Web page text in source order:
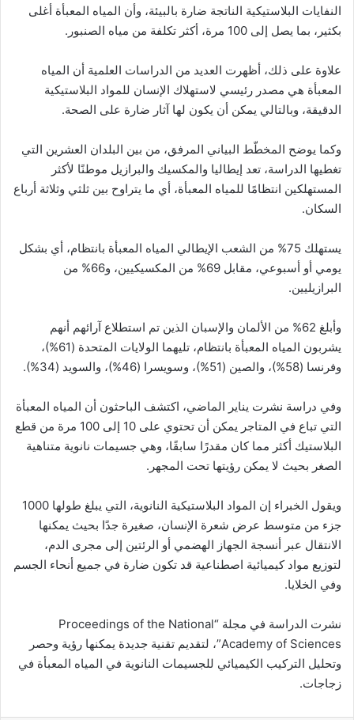
النفايات البلاستيكية الناتجة ضارة بالبيئة، وأن المياه المعبأة أغلى
بكثير، بما يصل إلى 100 مرة، أكثر تكلفة من مياه الصنبور.
علاوة على ذلك، أظهرت العديد من الدراسات العلمية أن المياه
المعبأة هي مصدر رئيسي لاستهلاك الإنسان للمواد البلاستيكية
الدقيقة، وبالتالي يمكن أن يكون لها آثار ضارة على الصحة.
وكما يوضح المخطّط البياني المرفق، من بين البلدان العشرين التي
تغطيها الدراسة، تعد إيطاليا والمكسيك والبرازيل موطنًا لأكثر
المستهلكين انتظامًا للمياه المعبأة، أي ما يتراوح بين ثلثي وثلاثة أرباع
السكان.
يستهلك 75% من الشعب الإيطالي المياه المعبأة بانتظام، أي بشكل
يومي أو أسبوعي، مقابل 69% من المكسيكيين، و66% من
البرازيليين.
وأبلغ 62% من الألمان والإسبان الذين تم استطلاع آرائهم أنهم
يشربون المياه المعبأة بانتظام، تليهما الولايات المتحدة (61%)،
وفرنسا (58%)، والصين (51%)، وسويسرا (46%)، والسويد (34%).
وفي دراسة نشرت يناير الماضي، اكتشف الباحثون أن المياه المعبأة
التي تباع في المتاجر يمكن أن تحتوي على 10 إلى 100 مرة من قطع
البلاستيك أكثر مما كان مقدرًا سابقًا، وهي جسيمات نانوية متناهية
الصغر بحيث لا يمكن رؤيتها تحت المجهر.
ويقول الخبراء إن المواد البلاستيكية النانوية، التي يبلغ طولها 1000
جزء من متوسط ​​عرض شعرة الإنسان، صغيرة جدًا بحيث يمكنها
الانتقال عبر أنسجة الجهاز الهضمي أو الرئتين إلى مجرى الدم،
لتوزيع مواد كيميائية اصطناعية قد تكون ضارة في جميع أنحاء الجسم
وفي الخلايا.
نشرت الدراسة في مجلة “Proceedings of the National
Academy of Sciences”، لتقديم تقنية جديدة يمكنها رؤية وحصر
وتحليل التركيب الكيميائي للجسيمات النانوية في المياه المعبأة في
زجاجات.